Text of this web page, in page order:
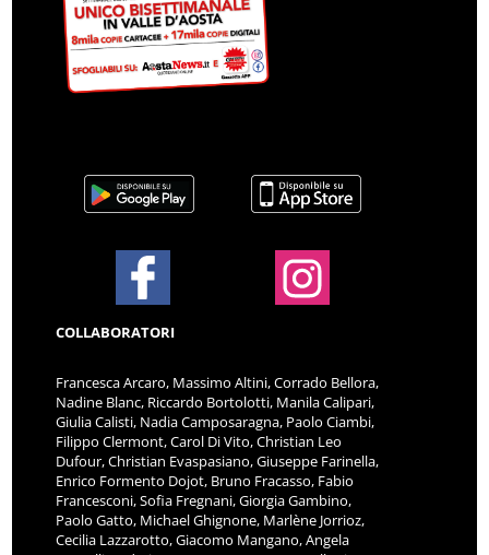
COLLABORATORI
Francesca Arcaro, Massimo Altini, Corrado Bellora,
Nadine Blanc, Riccardo Bortolotti, Manila Calipari,
Giulia Calisti, Nadia Camposaragna, Paolo Ciambi,
Filippo Clermont, Carol Di Vito, Christian Leo
Dufour, Christian Evaspasiano, Giuseppe Farinella,
Enrico Formento Dojot, Bruno Fracasso, Fabio
Francesconi, Sofia Fregnani, Giorgia Gambino,
Paolo Gatto, Michael Ghignone, Marlène Jorrioz,
Cecilia Lazzarotto, Giacomo Mangano, Angela